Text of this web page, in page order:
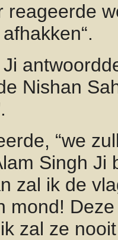
reageerde
Nishan
“we
Singh Ji
zal ik de
mond!
zal ze